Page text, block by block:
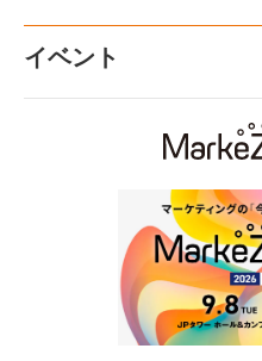
イベント